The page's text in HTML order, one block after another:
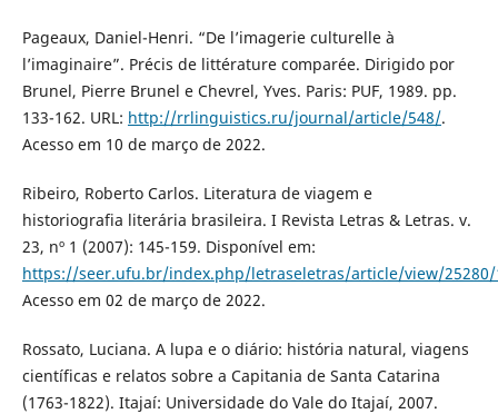
Pageaux, Daniel-Henri. “De l’imagerie culturelle à
l’imaginaire”. Précis de littérature comparée. Dirigido por
Brunel, Pierre Brunel e Chevrel, Yves. Paris: PUF, 1989. pp.
133-162. URL: http://rrlinguistics.ru/journal/article/548/.
Acesso em 10 de março de 2022.
Ribeiro, Roberto Carlos. Literatura de viagem e
historiografia literária brasileira. I Revista Letras & Letras. v.
23, nº 1 (2007): 145-159. Disponível em:
https://seer.ufu.br/index.php/letraseletras/article/view/25280/
Acesso em 02 de março de 2022.
Rossato, Luciana. A lupa e o diário: história natural, viagens
científicas e relatos sobre a Capitania de Santa Catarina
(1763-1822). Itajaí: Universidade do Vale do Itajaí, 2007.